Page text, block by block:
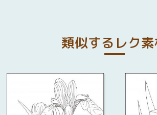
類似するレク